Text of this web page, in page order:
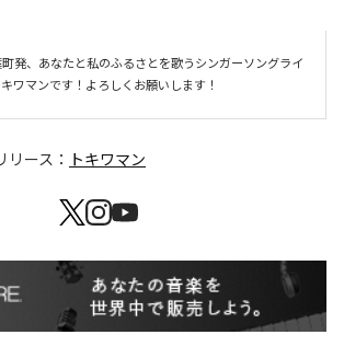
発、あなたと私のふるさとを歌うシンガーソングライ
ワマンです！よろしくお願いします！
リース： トキワマン